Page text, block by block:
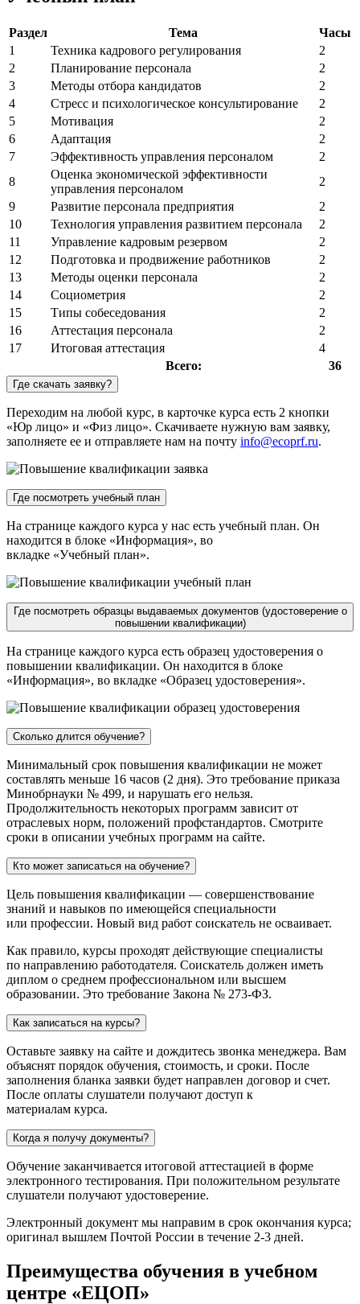
Раздел Тема
Часы
1
Техника кадрового регулирования
2
2
Планирование персонала
2
3
Методы отбора кандидатов
2
4
Стресс и психологическое консультирование
2
5
Мотивация
2
6
Адаптация
2
7
Эффективность управления персоналом
2
8
Оценка экономической эффективности
управления персоналом
2
9
Развитие персонала предприятия
2
10
Технология управления развитием персонала
2
11
Управление кадровым резервом
2
12
Подготовка и продвижение работников
2
13
Методы оценки персонала
2
14
Социометрия
2
15
Типы собеседования
2
16
Аттестация персонала
2
17
Итоговая аттестация
4
Всего:
36
Где скачать заявку?
Переходим на любой курс, в карточке курса есть 2 кнопки
«Юр лицо» и «Физ лицо». Скачиваете нужную вам заявку,
заполняете ее и отправляете нам на почту info@ecoprf.ru.
Где посмотреть учебный план
На странице каждого курса у нас есть учебный план. Он
находится в блоке «Информация», во
вкладке «Учебный план».
Где посмотреть образцы выдаваемых документов (удостоверение о
повышении квалификации)
На странице каждого курса есть образец удостоверения о
повышении квалификации. Он находится в блоке
«Информация», во вкладке «Образец удостоверения».
Сколько длится обучение?
Минимальный срок повышения квалификации не может
составлять меньше 16 часов (2 дня). Это требование приказа
Минобрнауки № 499, и нарушать его нельзя.
Продолжительность некоторых программ зависит от
отраслевых норм, положений профстандартов. Смотрите
сроки в описании учебных программ на сайте.
Кто может записаться на обучение?
Цель повышения квалификации — совершенствование
знаний и навыков по имеющейся специальности
или профессии. Новый вид работ соискатель не осваивает.
Как правило, курсы проходят действующие специалисты
по направлению работодателя. Соискатель должен иметь
диплом о среднем профессиональном или высшем
образовании. Это требование Закона № 273-ФЗ.
Как записаться на курсы?
Оставьте заявку на сайте и дождитесь звонка менеджера. Вам
объяснят порядок обучения, стоимость, и сроки. После
заполнения бланка заявки будет направлен договор и счет.
После оплаты слушатели получают доступ к
материалам курса.
Когда я получу документы?
Обучение заканчивается итоговой аттестацией в форме
электронного тестирования. При положительном результате
слушатели получают удостоверение.
Электронный документ мы направим в срок окончания курса;
оригинал вышлем Почтой России в течение 2-3 дней.
Преимущества обучения в учебном
центре «ЕЦОП»